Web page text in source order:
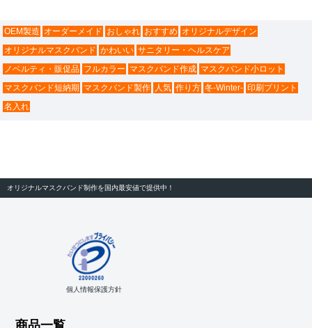
OEM製造 オーダーメイド おしゃれ おすすめ オリジナルデザイン
オリジナルマスクバンド かわいい サニタリー・ヘルスケア
ノベルティ・販促品 フルカラー マスクバンド作成 マスクバンド小ロット
マスクバンド短納期 マスクバンド製作 人気 作り方 冬-Winter- 印刷プリント
名入れ
オリジナルマスクバンド制作を国内最安値で提供中！
個人情報保護方針
商品一覧